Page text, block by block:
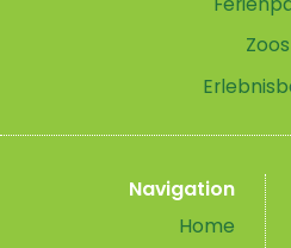
Zoos
Navigation
Home